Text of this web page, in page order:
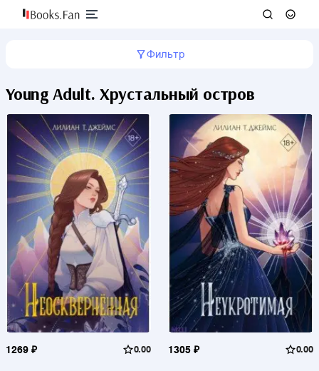
Фильтр
Young Adult. Хрустальный остров
1269 ₽ 0.00 1305 ₽ 0.00